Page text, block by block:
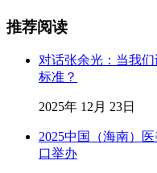
推荐阅读
对话张余光：当我
标准？
2025年 12月 23日
2025中国（海南）
口举办